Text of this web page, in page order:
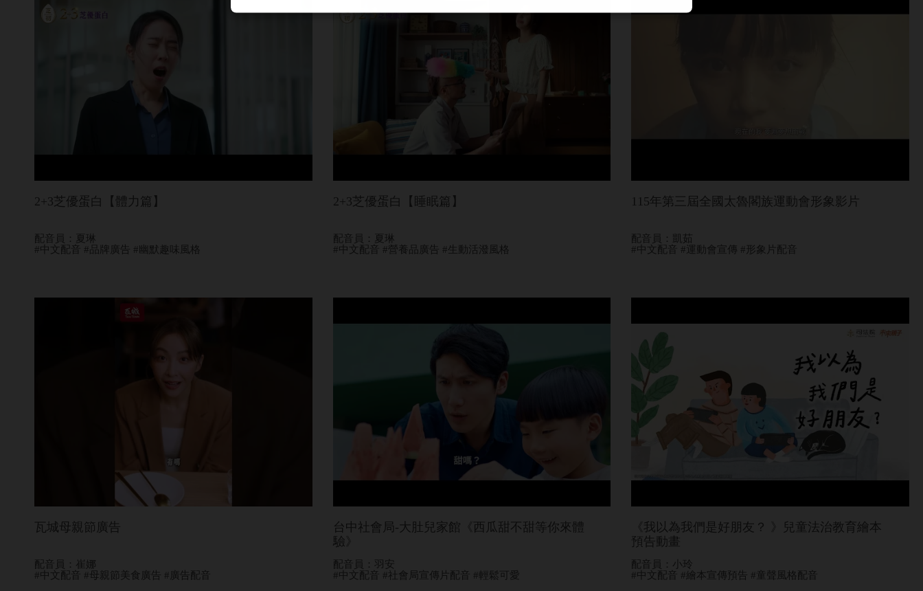
2+3芝優蛋白【體力篇】
配音員：夏琳
#中文配音 #品牌廣告 #幽默趣味風格
2+3芝優蛋白【睡眠篇】
配音員：夏琳
#中文配音 #營養品廣告 #生動活潑風格
115年第三屆全國太魯閣族運動會形象影片
配音員：凱茹
#中文配音 #運動會宣傳 #形象片配音
瓦城母親節廣告
配音員：崔娜
#中文配音 #母親節美食廣告 #廣告配音
台中社會局-大肚兒家館《西瓜甜不甜等你來體
驗》
配音員：羽安
#中文配音 #社會局宣傳片配音 #輕鬆可愛
《我以為我們是好朋友？ 》兒童法治教育繪本
預告動畫
配音員：小玲
#中文配音 #繪本宣傳預告 #童聲風格配音